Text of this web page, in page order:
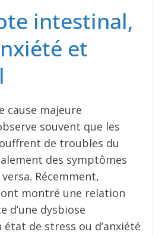
intestinal,
et
cause majeure
souvent que les
de troubles du
des symptômes
Récemment,
montré une relation
d’une dysbiose
de stress ou d’anxiété